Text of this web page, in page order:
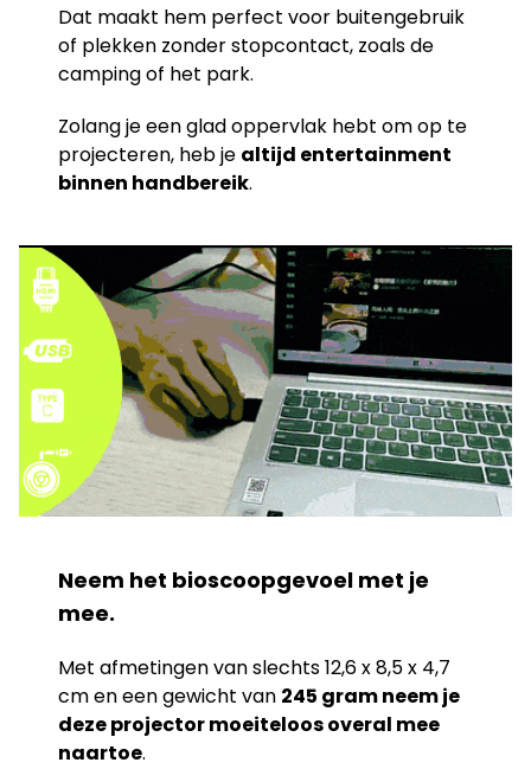
Dat maakt hem perfect voor buitengebruik
of plekken zonder stopcontact, zoals de
camping of het park.
Zolang je een glad oppervlak hebt om op te
projecteren, heb je altijd entertainment
binnen handbereik.
Neem het bioscoopgevoel met je
mee.
Met afmetingen van slechts 12,6 x 8,5 x 4,7
cm en een gewicht van 245 gram neem je
deze projector moeiteloos overal mee
naartoe.